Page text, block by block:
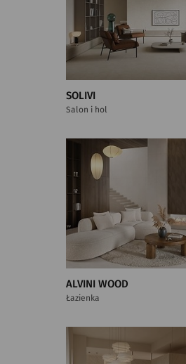
SOLIVI
Salon i hol
ALVINI WOOD
Łazienka